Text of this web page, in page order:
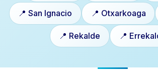
📍 San Ignacio 📍 Otxarkoaga
📍 Rekalde 📍